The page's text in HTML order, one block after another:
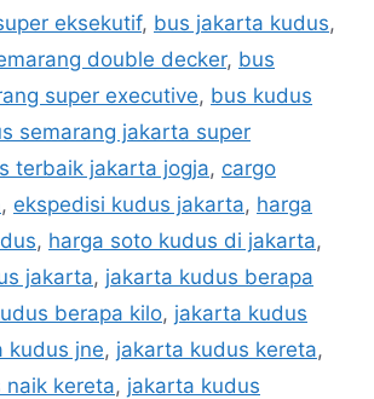
eksekutif, bus jakarta kudus,
double decker, bus
super executive, bus kudus
semarang jakarta super
terbaik jakarta jogja, cargo
, ekspedisi kudus jakarta, harga
, harga soto kudus di jakarta,
jakarta, jakarta kudus berapa
berapa kilo, jakarta kudus
kudus jne, jakarta kudus kereta,
kereta, jakarta kudus